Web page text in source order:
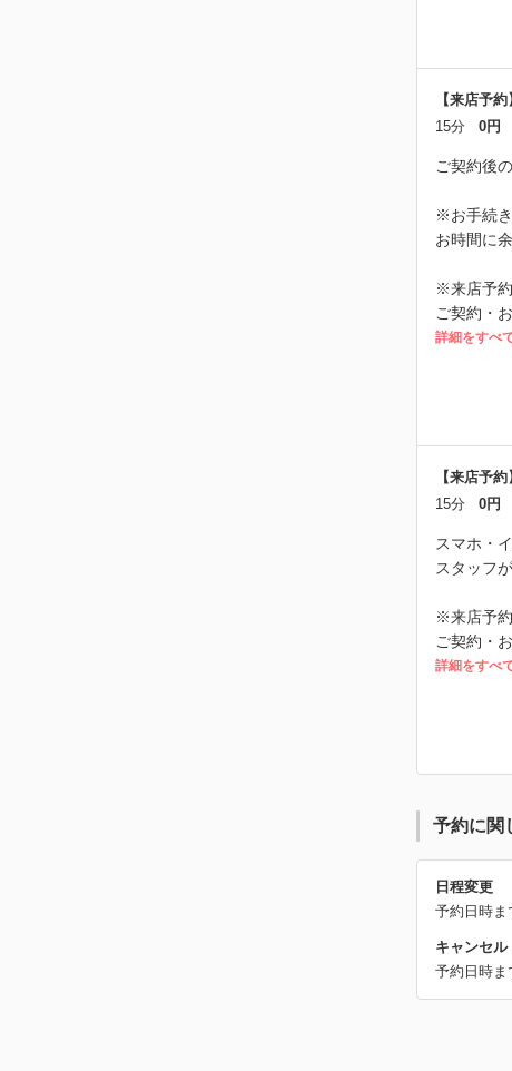
【来店予
15分
0円
ご契約後
※お手続き
お時間に
※来店予約
ご契約・
詳細をすべ
【来店予
15分
0円
スマホ・
スタッフ
※来店予約
ご契約・
詳細をすべ
予約に関
日程変更
予約日時ま
キャンセル
予約日時ま